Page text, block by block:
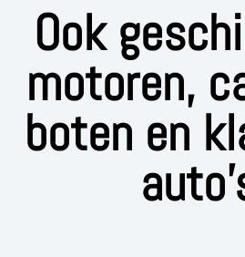
Ook
motoren,
boten en